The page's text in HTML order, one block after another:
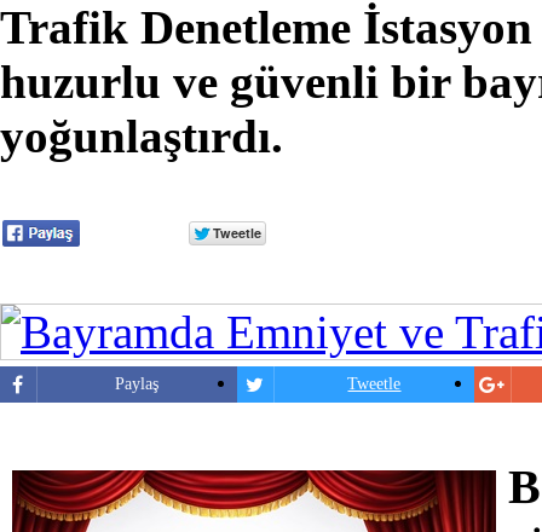
Trafik Denetleme
huzurlu ve güvenli bir
yoğunlaştırdı.
Paylaş Tweetle